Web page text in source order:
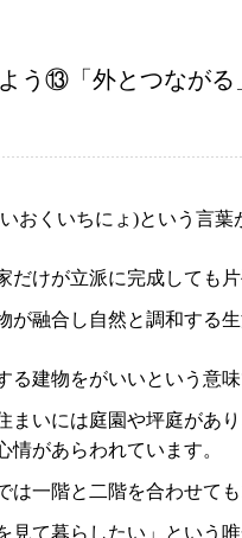
う⑬「外とつながる
いおくいちにょ)という言
だけが立派に完成しても
が融合し自然と調和する
る建物をがいいという意味
まいには庭園や坪庭があ
情があらわれています。
は一階と二階を合わせて
見て暮らしたい」という